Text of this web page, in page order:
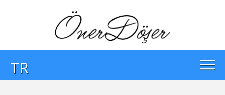
TR